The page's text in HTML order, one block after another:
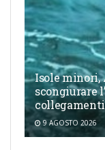
Isole minori,
scongiurare
9 AGOSTO 2026